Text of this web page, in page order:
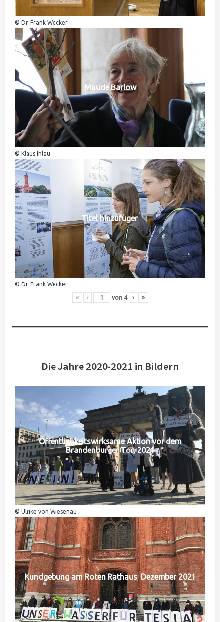
© Dr. Frank Wecker
Maude Barlow
© Klaus Ihlau
Titel hinzufügen
© Dr. Frank Wecker
« ‹ von 4 › »
Die Jahre 2020-2021 in Bildern
Öffentlichkeitswirksame Aktion vor dem
Brandenburger Tor, 2021
© Ulrike von Wiesenau
Kundgebung am Roten Rathaus, Dezember 2021